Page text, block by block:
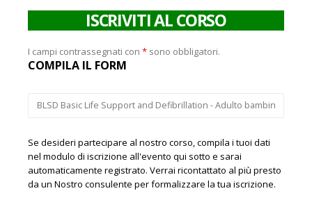
ISCRIVITI AL CORSO
I campi contrassegnati con * sono obbligatori.
COMPILA IL FORM
Se desideri partecipare al nostro corso, compila i tuoi dati
nel modulo di iscrizione all'evento qui sotto e sarai
automaticamente registrato. Verrai ricontattato al più presto
da un Nostro consulente per formalizzare la tua iscrizione.